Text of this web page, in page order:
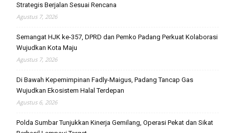
Strategis Berjalan Sesuai Rencana
Agustus 7, 2026
Semangat HJK ke-357, DPRD dan Pemko Padang Perkuat Kolaborasi
Wujudkan Kota Maju
Agustus 7, 2026
Di Bawah Kepemimpinan Fadly-Maigus, Padang Tancap Gas
Wujudkan Ekosistem Halal Terdepan
Agustus 6, 2026
Polda Sumbar Tunjukkan Kinerja Gemilang, Operasi Pekat dan Sikat